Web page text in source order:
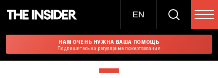
EN
НАМ ОЧЕНЬ НУЖНА ВАША ПОМОЩЬ
Подпишитесь на регулярные пожертвования